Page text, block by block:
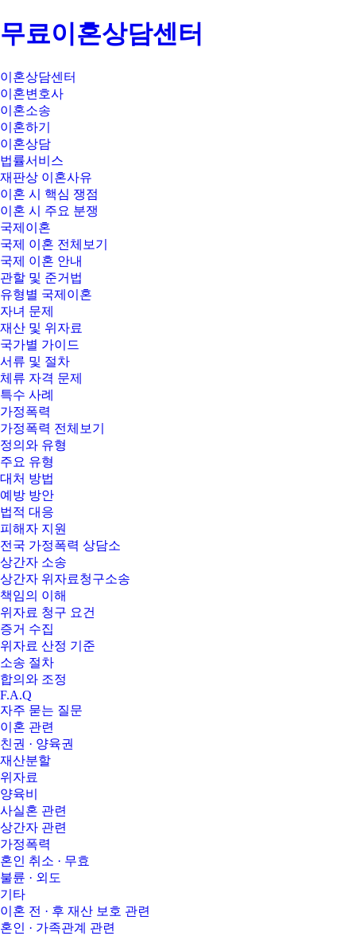
무료이혼상담센터
이혼상담센터
이혼변호사
이혼소송
이혼하기
이혼상담
법률서비스
재판상 이혼사유
이혼 시 핵심 쟁점
이혼 시 주요 분쟁
국제이혼
국제 이혼 전체보기
국제 이혼 안내
관할 및 준거법
유형별 국제이혼
자녀 문제
재산 및 위자료
국가별 가이드
서류 및 절차
체류 자격 문제
특수 사례
가정폭력
가정폭력 전체보기
정의와 유형
주요 유형
대처 방법
예방 방안
법적 대응
피해자 지원
전국 가정폭력 상담소
상간자 소송
상간자 위자료청구소송
책임의 이해
위자료 청구 요건
증거 수집
위자료 산정 기준
소송 절차
합의와 조정
F.A.Q
자주 묻는 질문
이혼 관련
친권 · 양육권
재산분할
위자료
양육비
사실혼 관련
상간자 관련
가정폭력
혼인 취소 · 무효
불륜 · 외도
기타
이혼 전 · 후 재산 보호 관련
혼인 · 가족관계 관련